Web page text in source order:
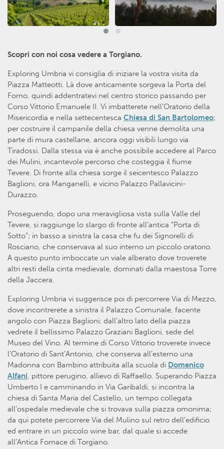
Scopri con noi cosa vedere a Torgiano.
Exploring Umbria vi consiglia di iniziare la vostra visita da
Piazza Matteotti. Là dove anticamente sorgeva la Porta del
Forno, quindi addentratevi nel centro storico passando per
Corso Vittorio Emanuele II. Vi imbatterete nell’Oratorio della
Misericordia e nella settecentesca Chiesa di San Bartolomeo;
per costruire il campanile della chiesa venne demolita una
parte di mura castellane, ancora oggi visibili lungo via
Tiradossi. Dalla stessa via è anche possibile accedere al Parco
dei Mulini, incantevole percorso che costeggia il fiume
Tevere. Di fronte alla chiesa sorge il seicentesco Palazzo
Baglioni, ora Manganelli, e vicino Palazzo Pallavicini-
Durazzo.
Proseguendo, dopo una meravigliosa vista sulla Valle del
Tevere, si raggiunge lo slargo di fronte all’antica “Porta di
Sotto”; in basso a sinistra la casa che fu dei Signorelli di
Rosciano, che conservava al suo interno un piccolo oratorio.
A questo punto imboccate un viale alberato dove troverete
altri resti della cinta medievale, dominati dalla maestosa Torre
della Jaccera.
Exploring Umbria vi suggerisce poi di percorrere Via di Mezzo,
dove incontrerete a sinistra il Palazzo Comunale, facente
angolo con Piazza Baglioni; dall’altro lato della piazza
vedrete il bellissimo Palazzo Graziani Baglioni, sede del
Museo del Vino. Al termine di Corso Vittorio troverete invece
l’Oratorio di Sant’Antonio, che conserva all’esterno una
Madonna con Bambino attribuita alla scuola di Domenico
Alfani, pittore perugino, allievo di Raffaello. Superando Piazza
Umberto I e camminando in Via Garibaldi, si incontra la
chiesa di Santa Maria del Castello, un tempo collegata
all’ospedale medievale che si trovava sulla piazza omonima;
da qui potete percorrere Via del Mulino sul retro dell’edificio
ed entrare in un piccolo wine bar, dal quale si accede
all’Antica Fornace di Torgiano.